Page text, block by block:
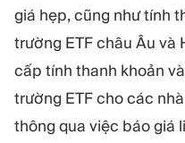
giá hẹp, cũng như tính
trường ETF châu Âu và
cấp tính thanh khoản
trường ETF cho các
thông qua việc báo giá